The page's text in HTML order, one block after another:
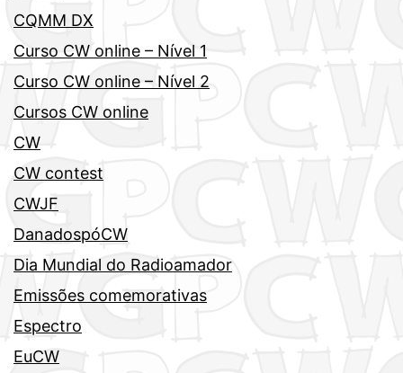
CQMM DX
Curso CW online – Nível 1
Curso CW online – Nível 2
Cursos CW online
CW
CW contest
CWJF
DanadospóCW
Dia Mundial do Radioamador
Emissões comemorativas
Espectro
EuCW